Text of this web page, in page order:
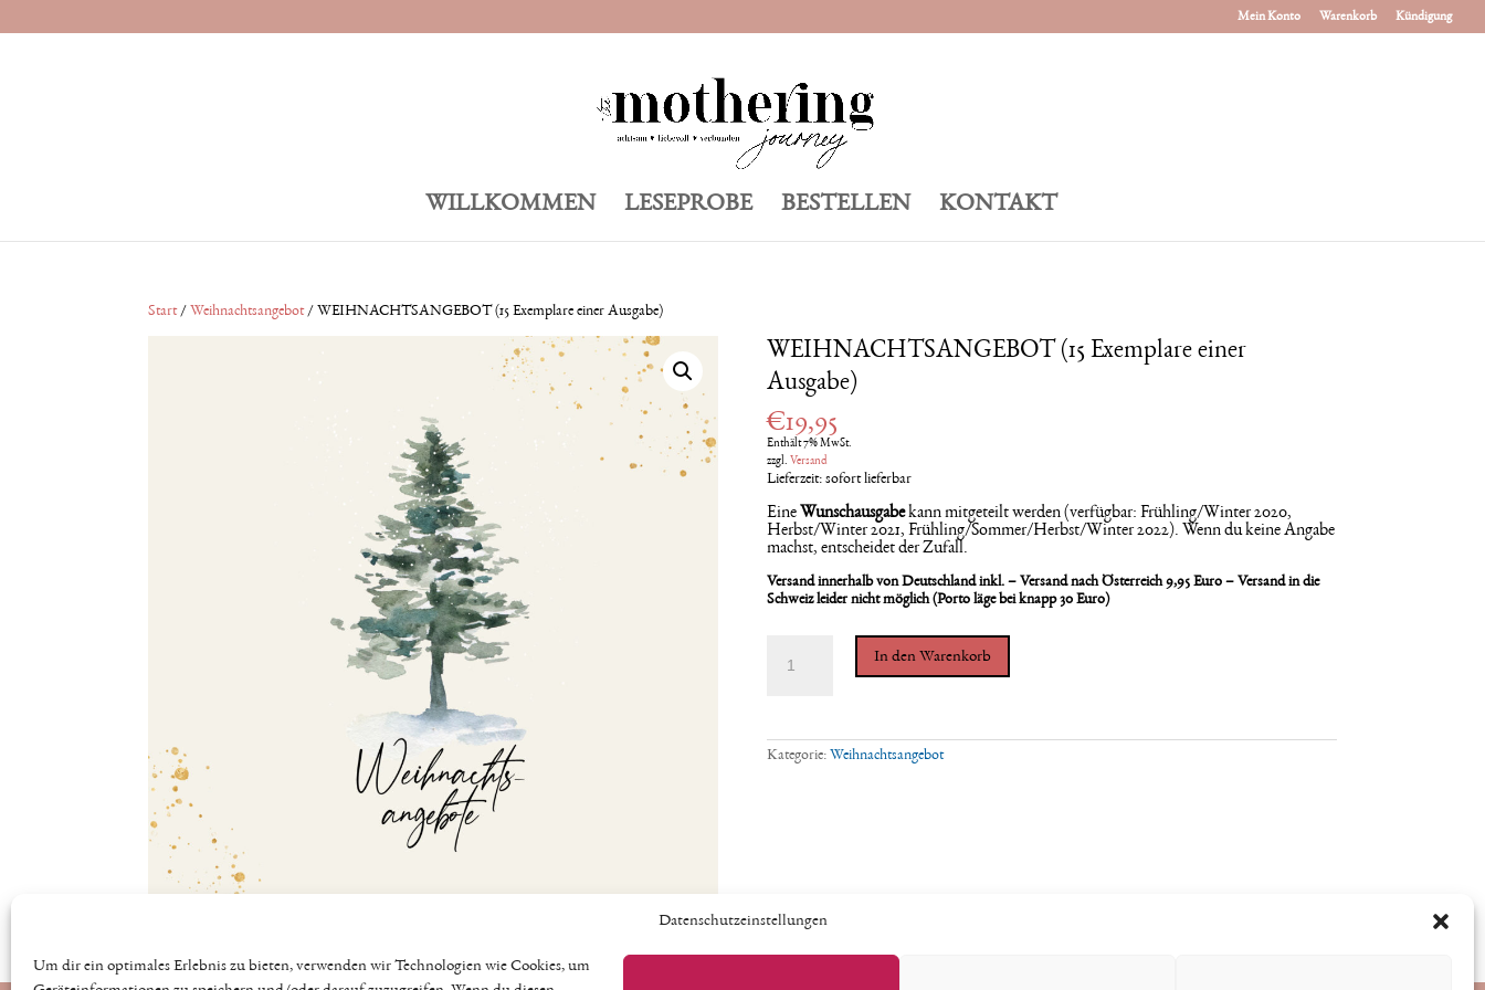
Datenschutzeinstellungen
Um dir ein optimales Erlebnis zu bieten, verwenden wir Technologien wie Cookies, um
Mein Konto Warenkorb Kündigung
WILLKOMMEN LESEPROBE BESTELLEN KONTAKT
Start/ Weihnachtsangebot/ WEIHNACHTSANGEBOT (15 Exemplare einer Ausgabe)
WEIHNACHTSANGEBOT (15 Exemplare einer
Ausgabe)
€19,95
Enthält 7% MwSt.
zzgl. Versand
Lieferzeit: sofort lieferbar
Eine Wunschausgabekann mitgeteilt werden (verfügbar: Frühling/Winter 2020,
Herbst/Winter 2021, Frühling/Sommer/Herbst/Winter 2022). Wenn du keine Angabe
machst, entscheidet der Zufall.
Versand innerhalb von Deutschland inkl. – Versand nach Österreich 9,95 Euro – Versand in die
Schweiz leider nicht möglich (Porto läge bei knapp 30 Euro)
In den Warenkorb
Kategorie: Weihnachtsangebot
Datenschutz Impressum Kontakt